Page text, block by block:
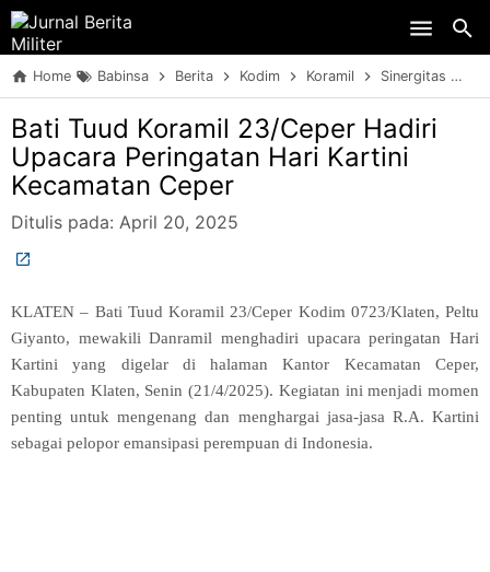
Home Babinsa Berita Kodim Koramil Sinergitas
Bati Tuud Koramil 23/Ceper Hadiri
Upacara Peringatan Hari Kartini
Kecamatan Ceper
Ditulis pada: April 20, 2025
KLATEN – Bati Tuud Koramil 23/Ceper Kodim 0723/Klaten, Peltu
Giyanto, mewakili Danramil menghadiri upacara peringatan Hari
Kartini yang digelar dihalaman
Kantor Kecamatan Ceper,
Kabupaten Klaten, Senin (21/4/2025). Kegiatan ini menjadi momen
penting untuk mengenang dan menghargai jasa-jasa R.A. Kartini
sebagai pelopor emansipasi perempuan di Indonesia.